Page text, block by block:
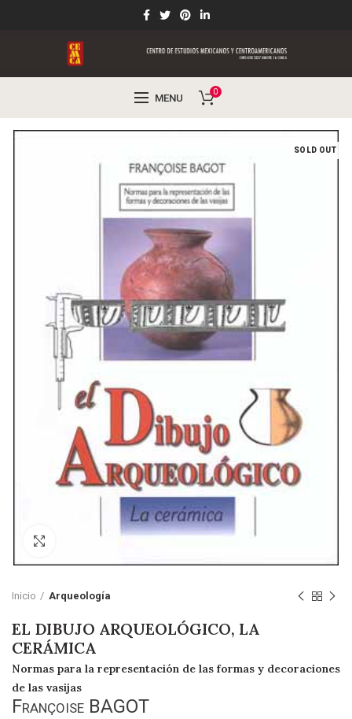
MENU 0
SOLD OUT
Inicio Arqueología
EL DIBUJO ARQUEOLÓGICO, LA
CERÁMICA
Normas para la representación de las formas y decoraciones
de las vasijas
Françoise BAGOT